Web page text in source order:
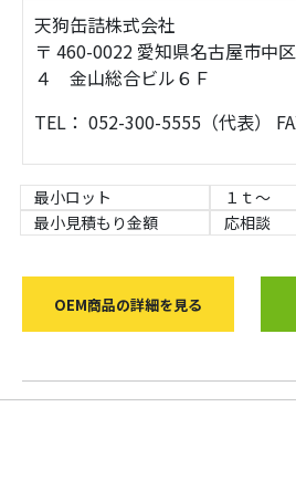
天狗缶詰株式会社
〒 460-0022 愛知県名古屋市中
４ 金山総合ビル６Ｆ
TEL： 052-300-5555（代表）
最小ロット
１ｔ～
最小見積もり金額
応相談
OEM商品の詳細を見る